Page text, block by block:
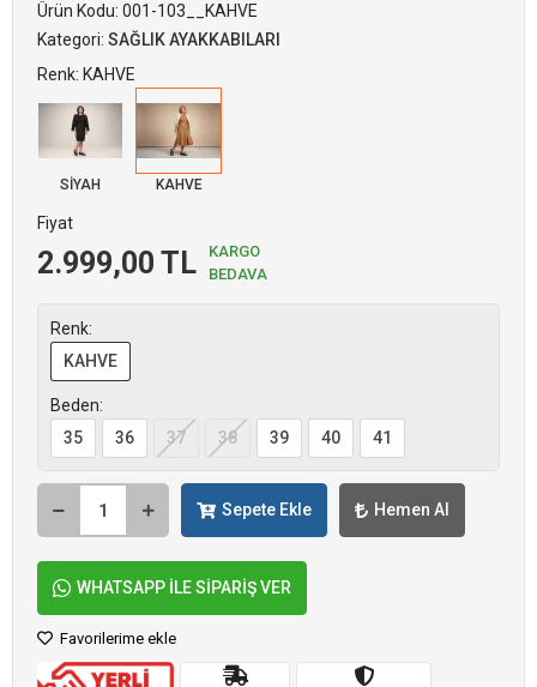
Ürün Kodu: 001-103__KAHVE
Kategori: SAĞLIK AYAKKABILARI
Renk: KAHVE
SİYAH KAHVE
Fiyat
2.999,00 TL
KARGO
BEDAVA
Renk:
KAHVE
Beden:
35
36 37 38 39 40 41
Sepete Ekle Hemen Al
WHATSAPP İLE SİPARİŞ VER
Favorilerime ekle